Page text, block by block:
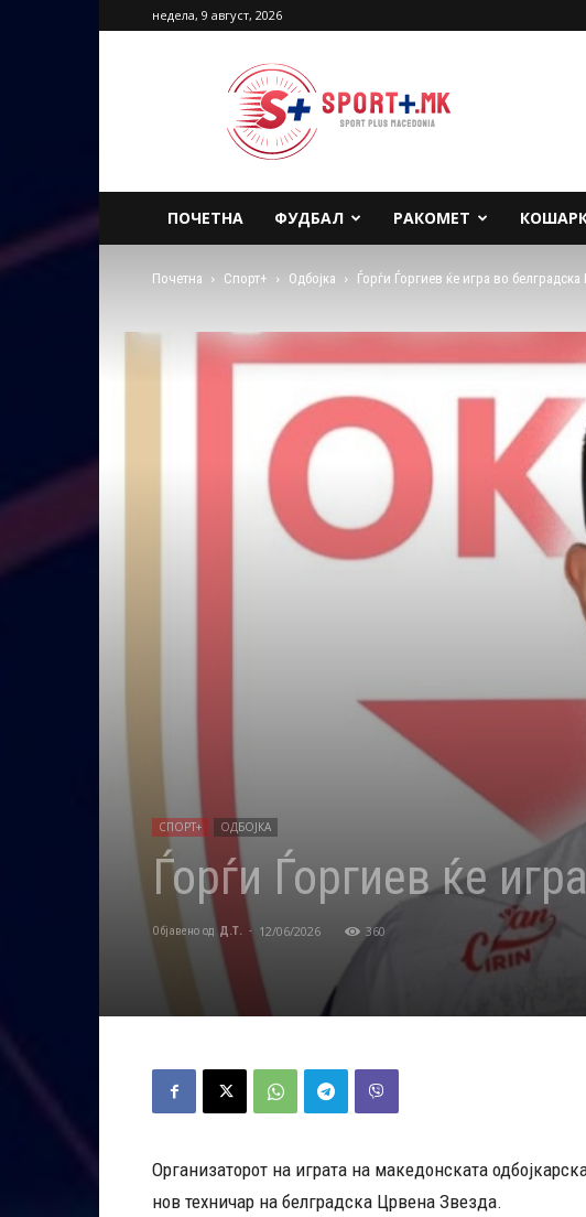
недела, 9 август, 2026
Sport
Plus
Macedonia
ПОЧЕТНА ФУДБАЛ РАКОМЕТ
Почетна Спорт+ Одбојка Ѓорѓи Ѓоргиев ќе игра во
СПОРТ+ ОДБОЈКА
Ѓорѓи Ѓоргиев ќе
Објавено од Д.Т. - 12/06/2026 360
Организаторот на играта на македонската
нов техничар на белградска Црвена Звезда.